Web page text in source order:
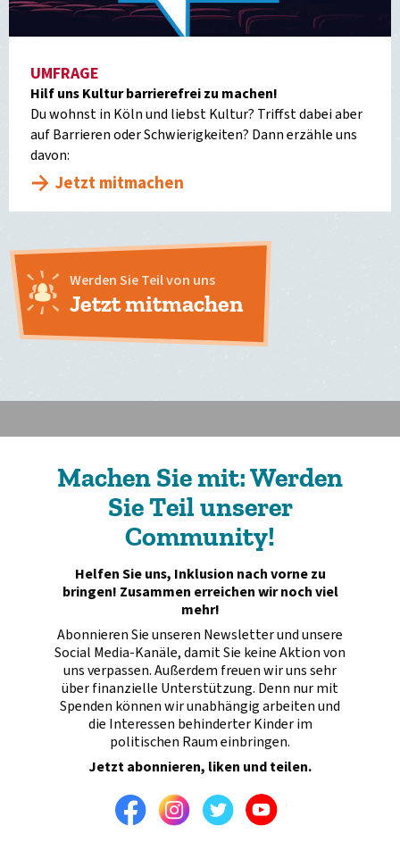
UMFRAGE
Hilf uns Kultur barrierefrei zu machen!
Du wohnst in Köln und liebst Kultur? Triffst dabei aber
auf Barrieren oder Schwierigkeiten? Dann erzähle uns
davon:
Jetzt mitmachen
Werden Sie Teil von uns
Jetzt mitmachen
Machen Sie mit: Werden
Sie Teil unserer
Community!
Helfen Sie uns, Inklusion nach vorne zu
bringen! Zusammen erreichen wir noch viel
mehr!
Abonnieren Sie unseren Newsletter und unsere
Social Media-Kanäle, damit Sie keine Aktion von
uns verpassen. Außerdem freuen wir uns sehr
über finanzielle Unterstützung. Denn nur mit
Spenden können wir unabhängig arbeiten und
die Interessen behinderter Kinder im
politischen Raum einbringen.
Jetzt abonnieren, liken und teilen.
FacebookInstagramTwitterYoutube